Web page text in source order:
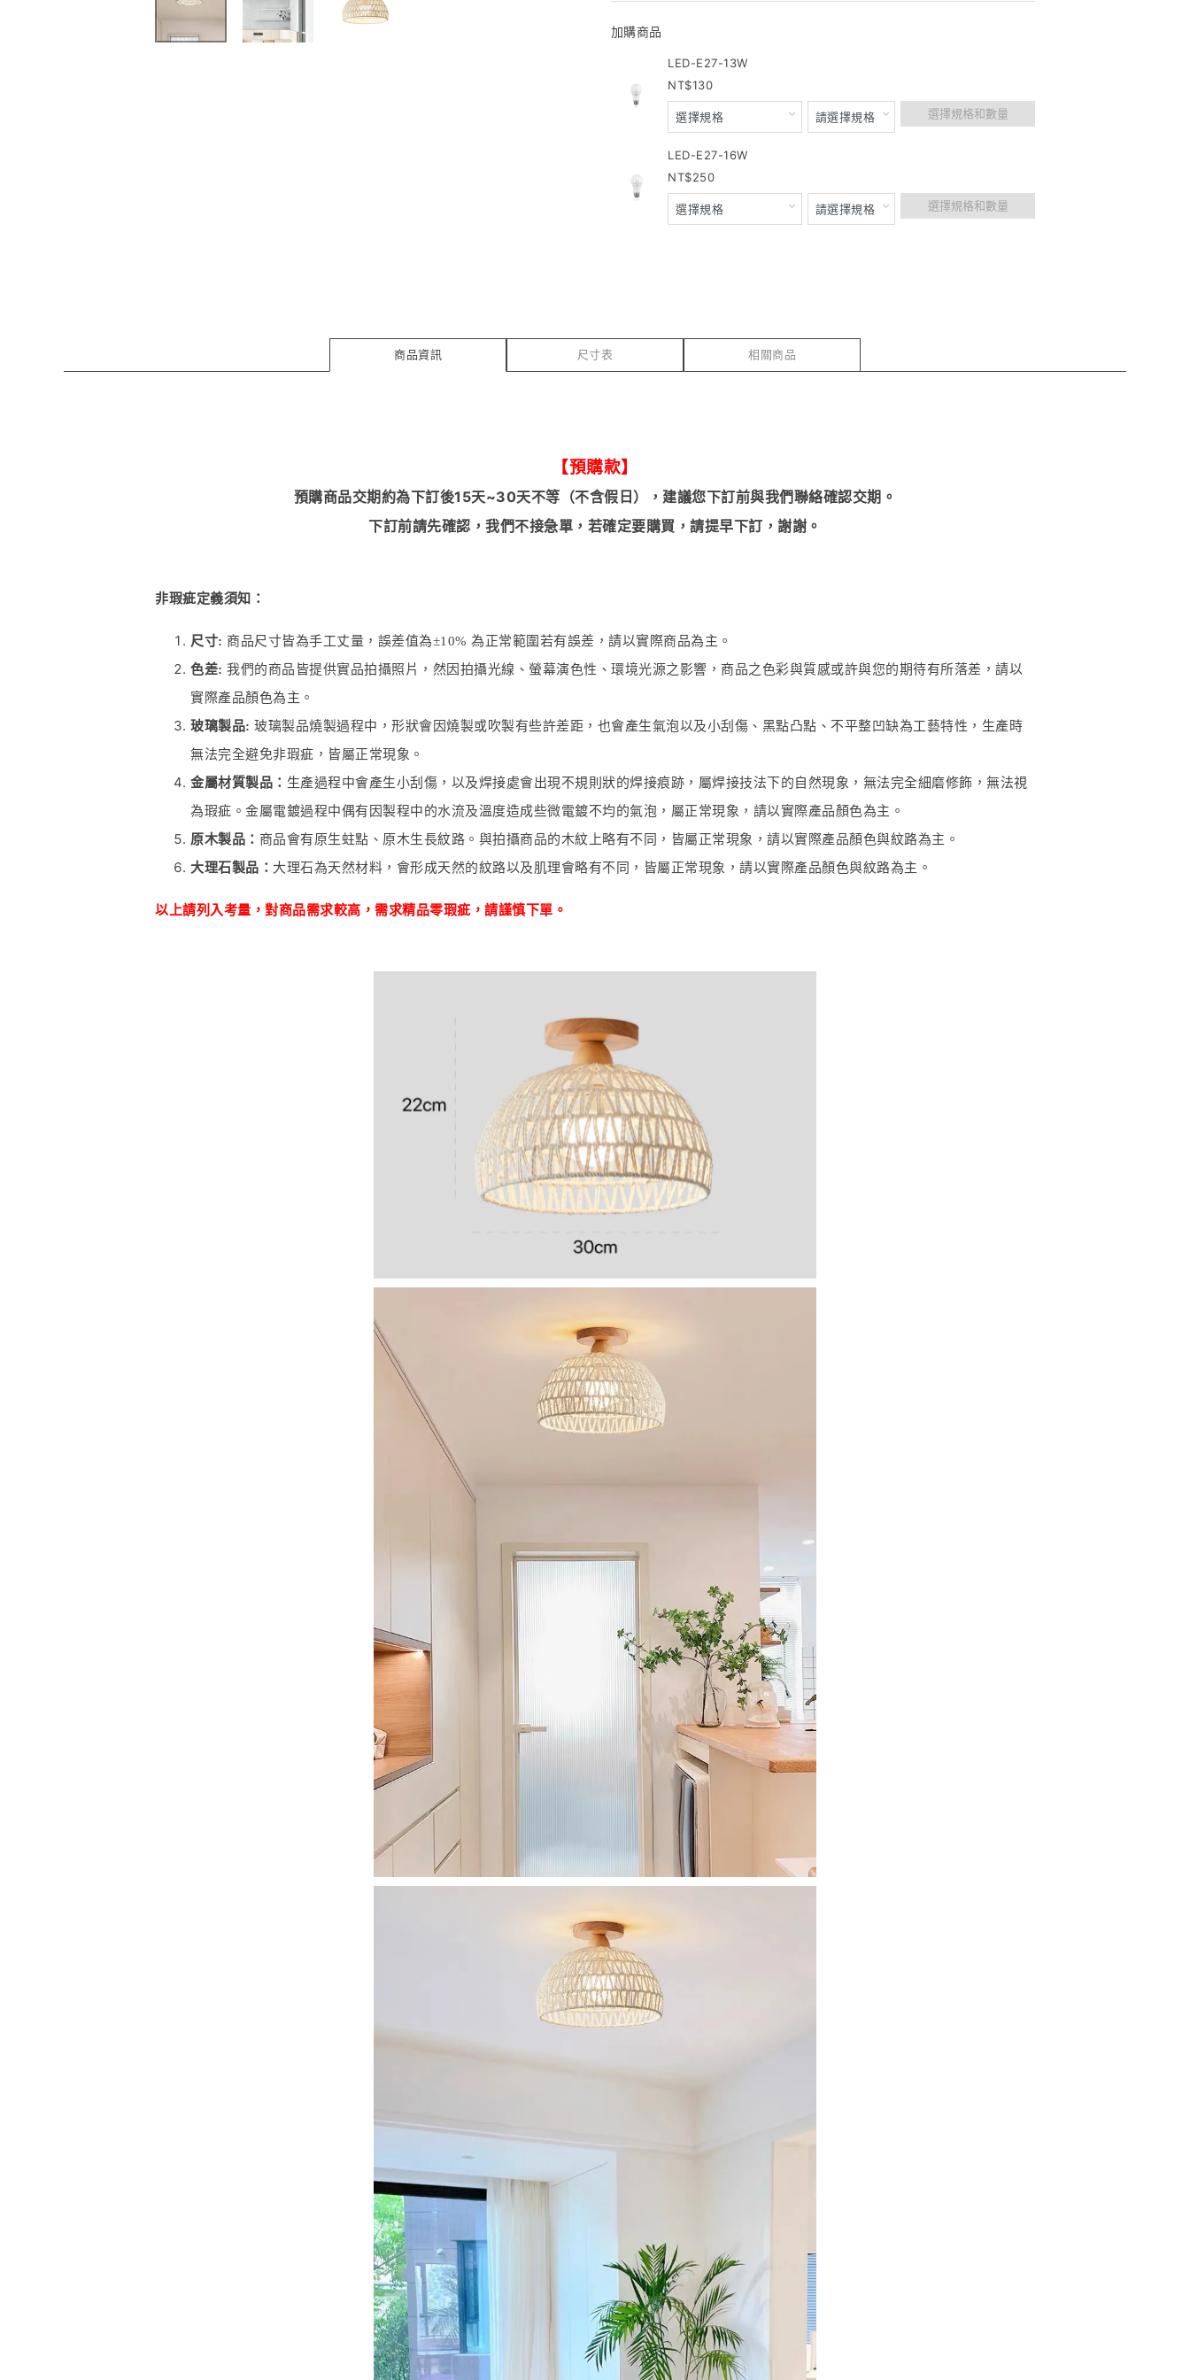
加購商品
LED-E27-13W
130
選擇規格和數量
LED-E27-16W
250
選擇規格和數量
商品資訊 尺寸表 相關商品
【預購款】
預購商品交期約為下訂後15天~30天不等（不含假日），建議您下訂前與我們聯絡確認交期。
下訂前請先確認，我們不接急單，若確定要購買，請提早下訂，謝謝。
非瑕疵定義須知：
尺寸: 商品尺寸皆為手工丈量，誤差值為±10% 為正常範圍若有誤差，請以實際商品為主。
色差: 我們的商品皆提供實品拍攝照片，然因拍攝光線、螢幕演色性、環境光源之影響，商品之色彩與質感或許與您的期待有所落差，請以
實際產品顏色為主。
玻璃製品: 玻璃製品燒製過程中，形狀會因燒製或吹製有些許差距，也會產生氣泡以及小刮傷、黑點凸點、不平整凹缺為工藝特性，生產時
無法完全避免非瑕疵，皆屬正常現象。
金屬材質製品： 生產過程中會產生小刮傷，以及焊接處會出現不規則狀的焊接痕跡，屬焊接技法下的自然現象，無法完全細磨修飾，無法視
為瑕疵。金屬電鍍過程中偶有因製程中的水流及溫度造成些微電鍍不均的氣泡，屬正常現象，請以實際產品顏色為主。
原木製品： 商品會有原生蛀點、原木生長紋路。與拍攝商品的木紋上略有不同，皆屬正常現象，請以實際產品顏色與紋路為主。
大理石製品： 大理石為天然材料，會形成天然的紋路以及肌理會略有不同，皆屬正常現象，請以實際產品顏色與紋路為主。
以上請列入考量，對商品需求較高，需求精品零瑕疵 ， 請謹慎下單。